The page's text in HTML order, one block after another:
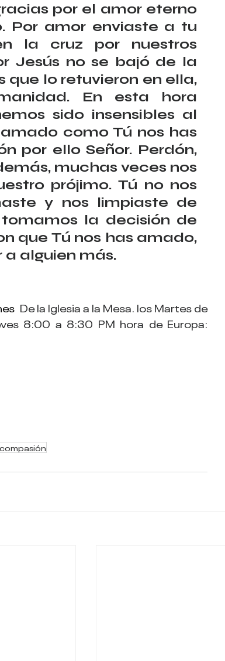
por el amor eterno
Por amor enviaste a tu
la cruz por nuestros
Jesús no se bajó de la
que lo retuvieron en ella,
En esta hora
sido insensibles al
como Tú nos has
por ello Señor. Perdón,
muchas veces nos
prójimo. Tú no nos
y nos limpiaste de
la decisión de
que Tú nos has amado,
a alguien más.
De la Iglesia a la Mesa. los Martes de
compasión